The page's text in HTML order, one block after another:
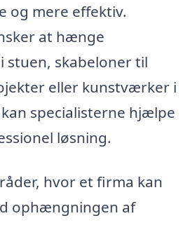
og mere effektiv.
at hænge
stuen, skabeloner til
eller kunstværker i
specialisterne hjælpe
løsning.
hvor et firma kan
ophængningen af